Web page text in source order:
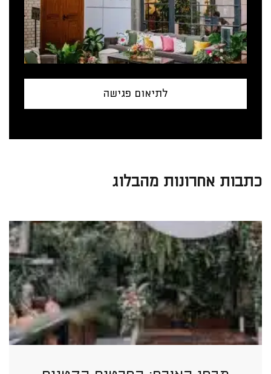
לתיאום פגישה
כתבות אחרונות מהבלוג